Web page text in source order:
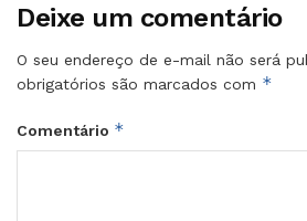
Deixe um comentário
O seu endereço de e-mail não será
obrigatórios são marcados com *
Comentário *